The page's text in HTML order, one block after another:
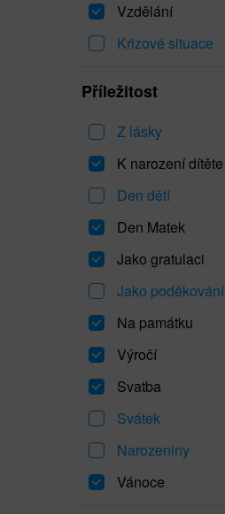
Vzdělání
Krizové situace
Příležitost
Z lásky
K narození dítěte
Den dětí
Den Matek
Jako gratulaci
Jako poděkování
Na památku
Výročí
Svatba
Svátek
Narozeniny
Vánoce